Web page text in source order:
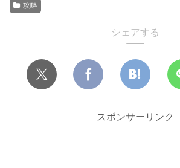
攻略
シェアする
スポンサーリンク